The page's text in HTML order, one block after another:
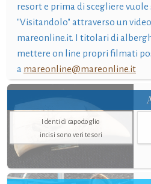
resort e prima di scegliere vuole
"Visitandolo" attraverso un
mareonline.it. I titolari di
mettere on line propri filmati
a mareonline@mareonline.it
I denti di capodoglio
incisi sono veri tesori